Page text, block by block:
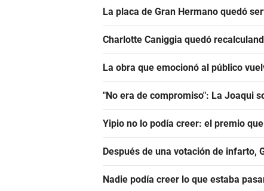
La placa de Gran Hermano quedó
Charlotte Caniggia quedó
La obra que emocionó al público
"No era de compromiso": La Joaqui
Yipio no lo podía creer: el premio
Después de una votación de infarto,
Nadie podía creer lo que estaba